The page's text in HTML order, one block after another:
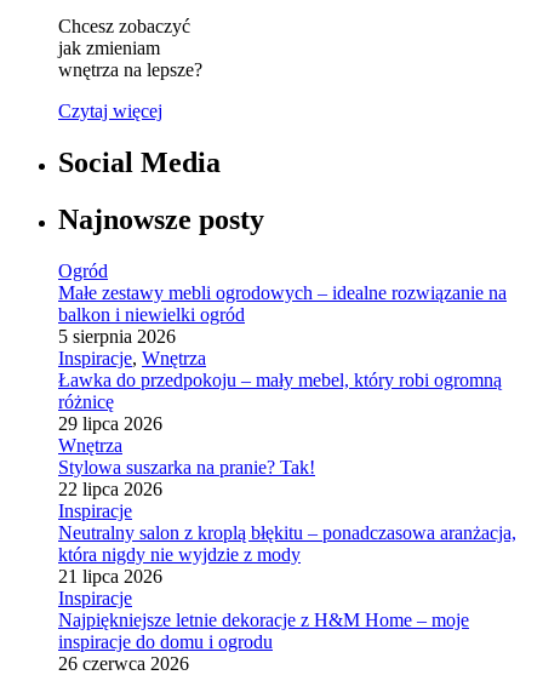
Chcesz zobaczyć
jak zmieniam
wnętrza na lepsze?
Czytaj więcej
Social Media
Najnowsze posty
Ogród
Małe zestawy mebli ogrodowych – idealne rozwiązanie na
balkon i niewielki ogród
5 sierpnia 2026
Inspiracje, Wnętrza
Ławka do przedpokoju – mały mebel, który robi ogromną
różnicę
29 lipca 2026
Wnętrza
Stylowa suszarka na pranie? Tak!
22 lipca 2026
Inspiracje
Neutralny salon z kroplą błękitu – ponadczasowa aranżacja,
która nigdy nie wyjdzie z mody
21 lipca 2026
Inspiracje
Najpiękniejsze letnie dekoracje z H&M Home – moje
inspiracje do domu i ogrodu
26 czerwca 2026